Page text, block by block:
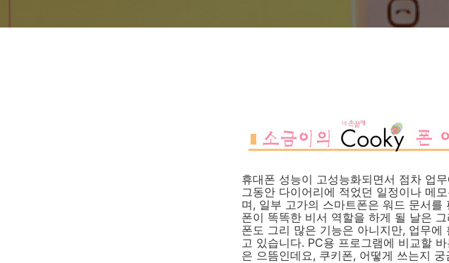
휴대폰 성능이 고성능화되면서 점차 업
그동안 다이어리에 적었던 일정이나 메
며, 일부 고가의 스마트폰은 워드 문서
폰이 똑똑한 비서 역할을 하게 될 날은
폰도 그리 많은 기능은 아니지만, 업무
고 있습니다. PC용 프로그램에 비교할
은 으뜸인데요, 쿠키폰, 어떻게 쓰는지